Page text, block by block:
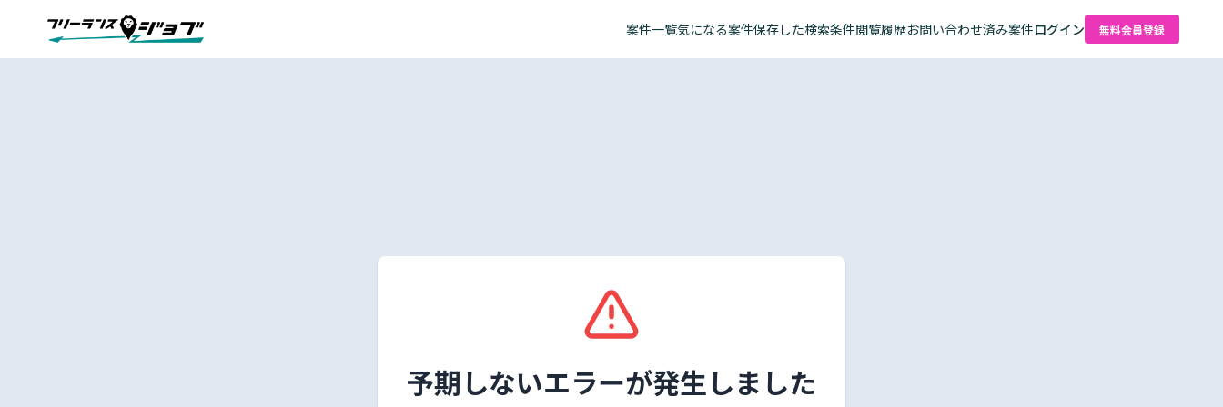
案件一覧気になる案件保存した検索条件閲覧履歴お問い合わせ済み案件ログイン 無料会員登録
予期しないエラーが発生しました